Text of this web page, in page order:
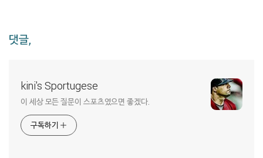
댓글,
kini's Sportugese
이 세상 모든 질문이 스포츠였으면 좋겠다.
구독하기